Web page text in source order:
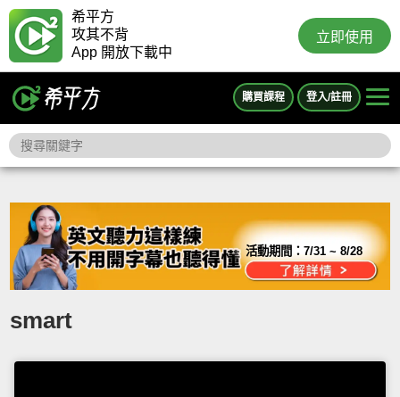
希平方
攻其不背
App 開放下載中
立即使用
購買課程 登入/註冊
活動期間：7/31 ~ 8/28
smart